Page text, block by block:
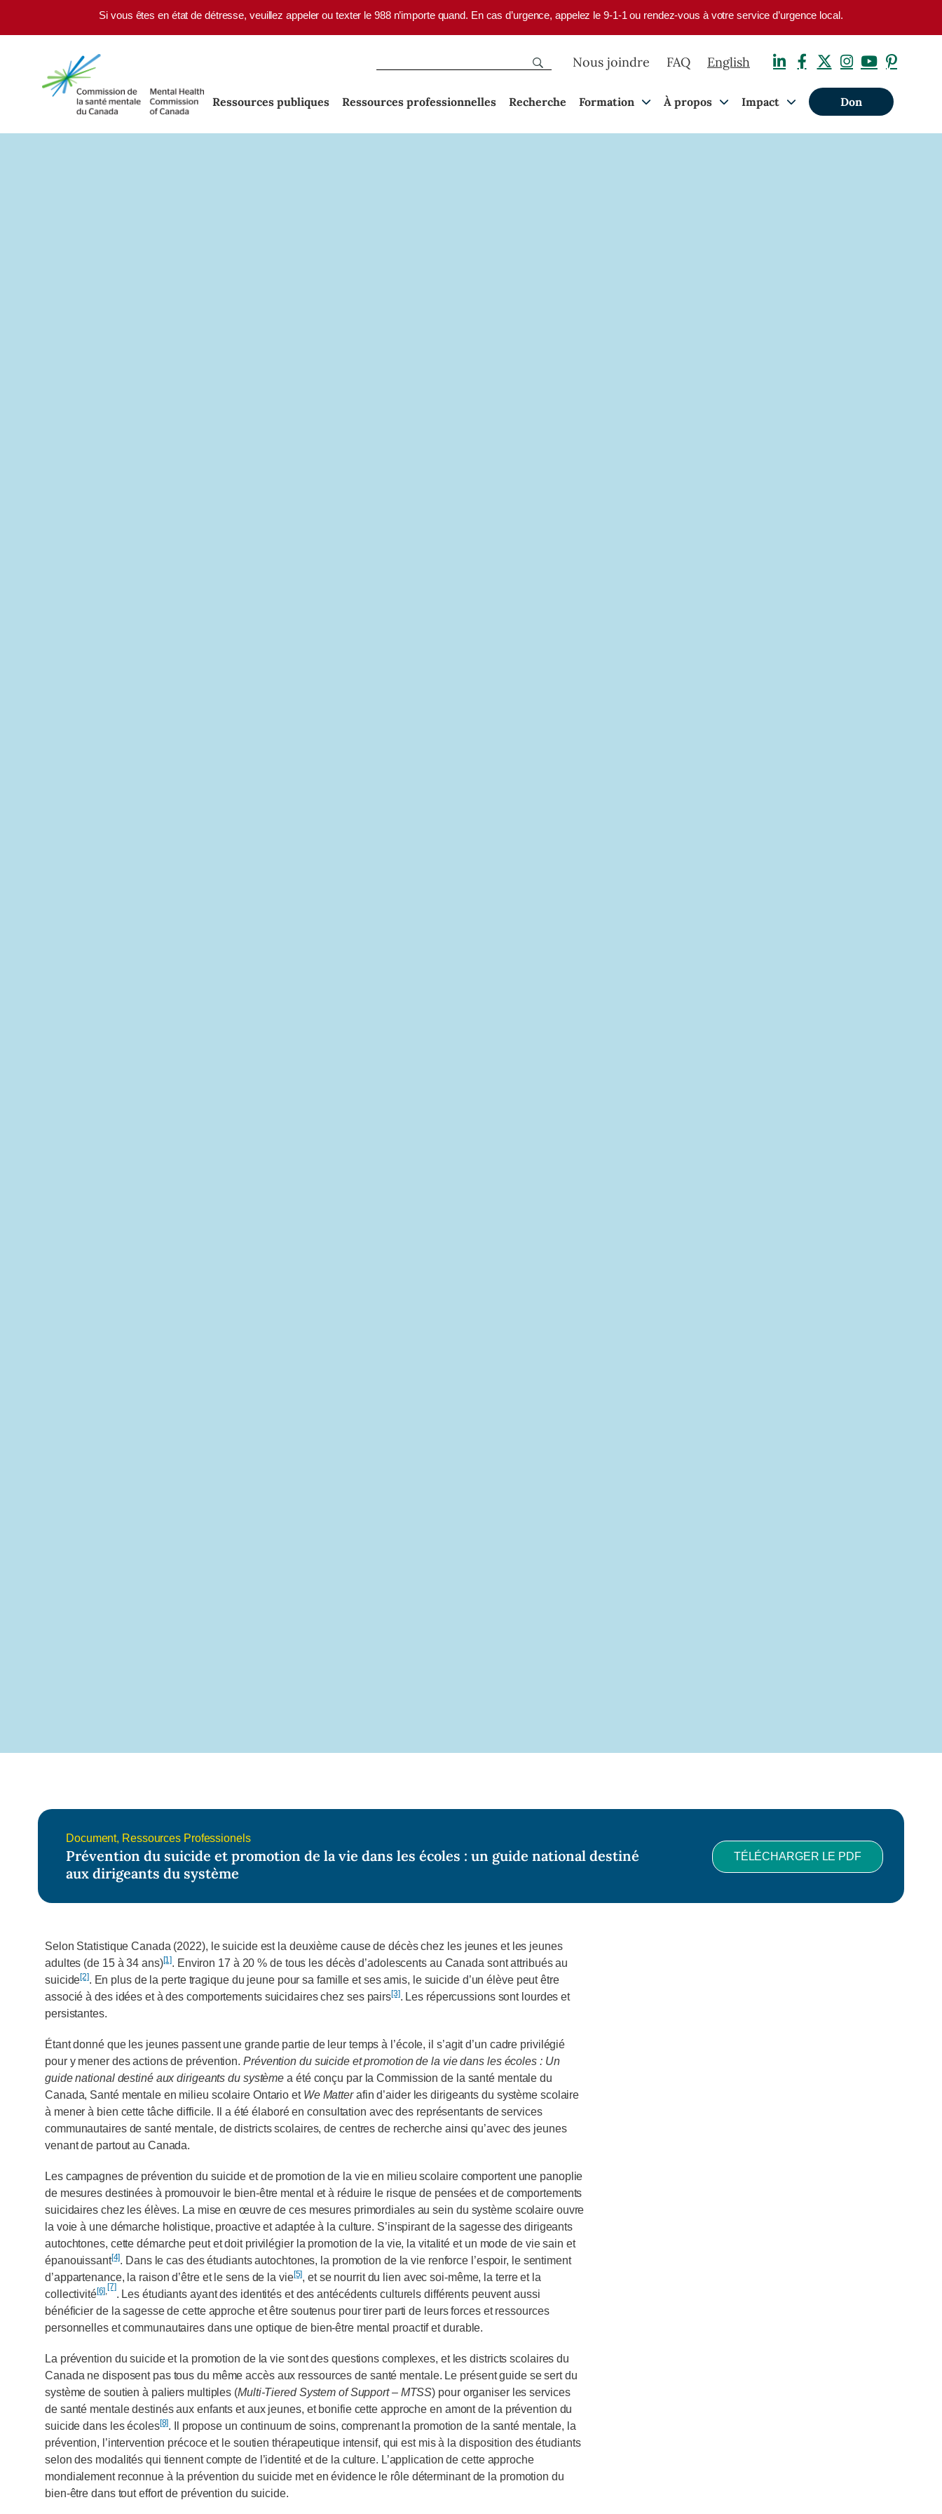
Skip to main contentSi vous êtes en état de détresse, veuillez appeler ou texter le 988 n’importe quand. En cas d’urgence, appelez le 9-1-1 ou rendez-vous à votre service d’urgence local.
Nous joindre FAQ English
Ressources publiques Ressources professionnelles Recherche Formation À propos Impact Don
Document, Ressources Professionels
Prévention du suicide et promotion de la vie dans les écoles : un guide national destiné
aux dirigeants du système
TÉLÉCHARGER LE PDF
Selon Statistique Canada (2022), le suicide est la deuxième cause de décès chez les jeunes et les jeunes
adultes (de 15 à 34 ans)[1]. Environ 17 à 20 % de tous les décès d’adolescents au Canada sont attribués au
suicide[2]. En plus de la perte tragique du jeune pour sa famille et ses amis, le suicide d’un élève peut être
associé à des idées et à des comportements suicidaires chez ses pairs[3]. Les répercussions sont lourdes et
persistantes.
Étant donné que les jeunes passent une grande partie de leur temps à l’école, il s’agit d’un cadre privilégié
pour y mener des actions de prévention. Prévention du suicide et promotion de la vie dans les écoles : Un
guide national destiné aux dirigeants du système a été conçu par la Commission de la santé mentale du
Canada, Santé mentale en milieu scolaire Ontario et We Matterafin d’aider les dirigeants du système scolaire
à mener à bien cette tâche difficile. Il a été élaboré en consultation avec des représentants de services
communautaires de santé mentale, de districts scolaires, de centres de recherche ainsi qu’avec des jeunes
venant de partout au Canada.
Les campagnes de prévention du suicide et de promotion de la vie en milieu scolaire comportent une panoplie
de mesures destinées à promouvoir le bien-être mental et à réduire le risque de pensées et de comportements
suicidaires chez les élèves. La mise en œuvre de ces mesures primordiales au sein du système scolaire ouvre
la voie à une démarche holistique, proactive et adaptée à la culture. S’inspirant de la sagesse des dirigeants
autochtones, cette démarche peut et doit privilégier la promotion de la vie, la vitalité et un mode de vie sain et
épanouissant[4]. Dans le cas des étudiants autochtones, la promotion de la vie renforce l’espoir, le sentiment
d’appartenance, la raison d’être et le sens de la vie[5], et se nourrit du lien avec soi-même, la terre et la
collectivité[6],[7]
. Les étudiants ayant des identités et des antécédents culturels différents peuvent aussi
bénéficier de la sagesse de cette approche et être soutenus pour tirer parti de leurs forces et ressources
personnelles et communautaires dans une optique de bien-être mental proactif et durable.
La prévention du suicide et la promotion de la vie sont des questions complexes, et les districts scolaires du
Canada ne disposent pas tous du même accès aux ressources de santé mentale. Le présent guide se sert du
système de soutien à paliers multiples (Multi-Tiered System of Support – MTSS) pour organiser les services
de santé mentale destinés aux enfants et aux jeunes, et bonifie cette approche en amont de la prévention du
suicide dans les écoles[8]. Il propose un continuum de soins, comprenant la promotion de la santé mentale, la
prévention, l’intervention précoce et le soutien thérapeutique intensif, qui est mis à la disposition des étudiants
selon des modalités qui tiennent compte de l’identité et de la culture. L’application de cette approche
mondialement reconnue à la prévention du suicide met en évidence le rôle déterminant de la promotion du
bien-être dans tout effort de prévention du suicide.